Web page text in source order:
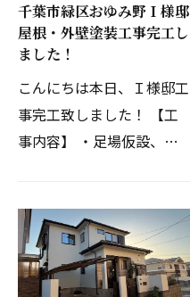
千葉市緑区おゆみ野Ｉ様邸
屋根・外壁塗装工事完工し
ました！
こんにちは本日、Ｉ様邸工
事完工致しました！ 【工
事内容】 ・足場仮設、撤
ランダ防水・コーキング打
ち替え Ｉ様、工事期間中
ご協力ありがとうござい…